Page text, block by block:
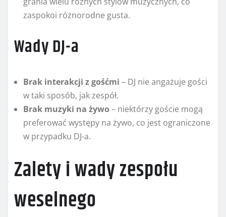
zaspokoi różnorodne gusta.
Wady DJ-a
Brak interakcji z gośćmi – DJ nie angażuje gości
w taki sposób, jak zespół.
Brak muzyki na żywo – niektórzy goście mogą
preferować występy na żywo, co jest ograniczone
w przypadku DJ-a.
Zalety i wady zespołu
weselnego